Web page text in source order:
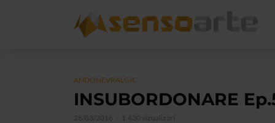
ANDONEVRALGIC
INSUBORDONARE
28/03/2016 1.430 vizualizari